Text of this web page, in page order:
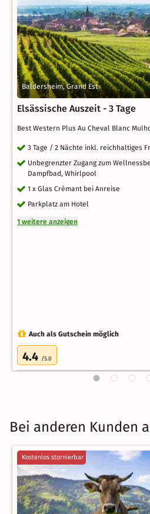
Baldersheim, Grand Est
Elsässische Auszeit - 3 Tage
Best Western Plus Au Cheval Blanc
3 Tage / 2 Nächte inkl. reichhaltiges
Unbegrenzter Zugang zum
Dampfbad, Whirlpool
1 x Glas Crémant bei Anreise
Parkplatz am Hotel
1 weitere anzeigen
Auch als Gutschein möglich
4.4 /5.0
Bei anderen Kunden
Kostenlos stornierbar